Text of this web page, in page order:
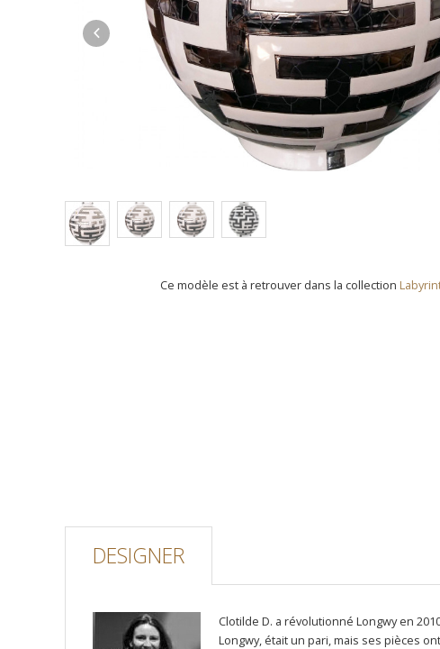
Ce modèle est à retrouver dans la collection
DESIGNER
Clotilde D. a révolutionné Longwy en
Longwy, était un pari, mais ses pièces